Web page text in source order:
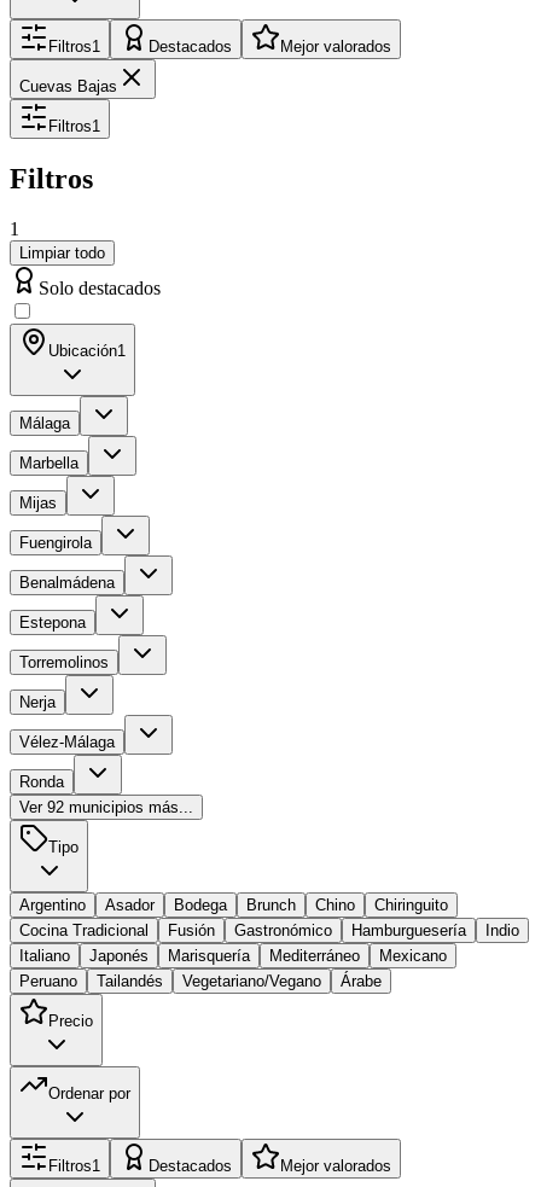
Filtros1 Destacados Mejor valorados
Cuevas Bajas
Filtros1
Filtros
1
Limpiar todo
Solo destacados
Ubicación1
Málaga
Marbella
Mijas
Fuengirola
Benalmádena
Estepona
Torremolinos
Nerja
Vélez-Málaga
Ronda
Ver 92 municipios más...
Tipo
Argentino Asador Bodega Brunch Chino
Chiringuito
Cocina Tradicional
Fusión Gastronómico Hamburguesería
Indio
Italiano
Japonés Marisquería Mediterráneo
Mexicano
Peruano
Tailandés Vegetariano/Vegano Árabe
Precio
Ordenar por
Filtros1 Destacados Mejor valorados